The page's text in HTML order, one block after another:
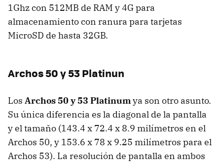
1Ghz con 512MB de RAM y 4G para
almacenamiento con ranura para tarjetas
MicroSD de hasta 32GB.
Archos 50 y 53 Platinun
Los Archos 50 y 53 Platinumya son otro asunto.
Su única diferencia es la diagonal de la pantalla
y el tamaño (143.4 x 72.4 x 8.9 milímetros en el
Archos 50, y 153.6 x 78 x 9.25 milímetros para el
Archos 53). La resolución de pantalla en ambos